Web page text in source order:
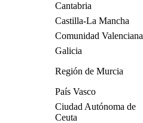
Cantabria
Castilla-La Mancha
Comunidad Valenciana
Galicia
Región de Murcia
País Vasco
Ciudad Autónoma de
Ceuta